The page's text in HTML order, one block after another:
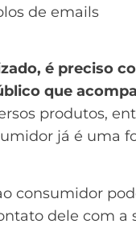
de emails
é preciso
que
produtos,
já é uma
consumidor
dele com a